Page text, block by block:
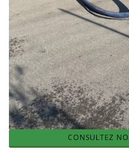
CONSULTEZ